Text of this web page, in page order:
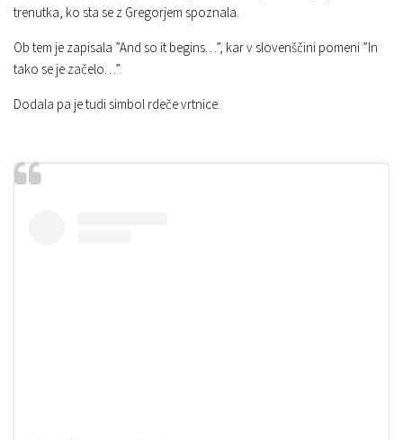
trenutka, ko sta se z Gregorjem spoznala.
Ob tem je zapisala ”And so it begins…”, kar v slovenščini pomeni ”In
tako se je začelo…”.
Dodala pa je tudi simbol rdeče vrtnice.